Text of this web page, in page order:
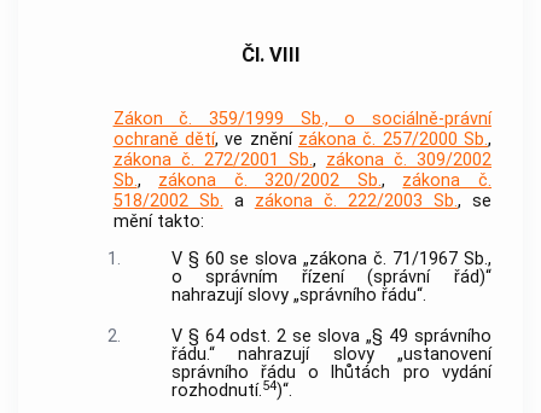
Čl. VIII
Zákon č. 359/1999 Sb., o sociálně-právní
ochraně dětí, ve znění zákona č. 257/2000 Sb.,
zákona č. 272/2001 Sb., zákona č. 309/2002
Sb., zákona č. 320/2002 Sb., zákona č.
518/2002 Sb. a zákona č. 222/2003 Sb., se
mění takto:
1.
V § 60 se slova „zákona č. 71/1967 Sb.,
o správním řízení (správní řád)“
nahrazují slovy „správního řádu“.
2.
V § 64 odst. 2 se slova „§ 49 správního
řádu.“ nahrazují slovy „ustanovení
správního řádu o lhůtách pro vydání
rozhodnutí.54)“.